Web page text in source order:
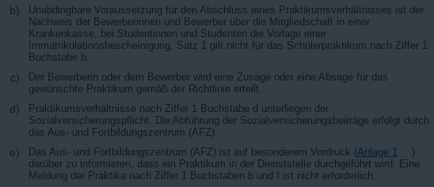
b)
Unabdingbare Voraussetzung für den Abschluss eines Praktikumsverhältnisses ist der
Nachweis der Bewerberinnen und Bewerber über die Mitgliedschaft in einer
Krankenkasse, bei Studentinnen und Studenten die Vorlage einer
Immatrikulationsbescheinigung. Satz 1 gilt nicht für das Schülerpraktikum nach Ziffer 1
Buchstabe b.
c)
Der Bewerberin oder dem Bewerber wird eine Zusage oder eine Absage für das
gewünschte Praktikum gemäß der Richtlinie erteilt.
d)
Praktikumsverhältnisse nach Ziffer 1 Buchstabe d unterliegen der
Sozialversicherungspflicht. Die Abführung der Sozialversicherungsbeiträge erfolgt durch
das Aus- und Fortbildungszentrum (AFZ).
e) Das Aus- und Fortbildungszentrum (AFZ) ist auf besonderem Vordruck (Anlage 1
)
darüber zu informieren, dass ein Praktikum in der Dienststelle durchgeführt wird. Eine
Meldung der Praktika nach Ziffer 1 Buchstaben b und f ist nicht erforderlich.